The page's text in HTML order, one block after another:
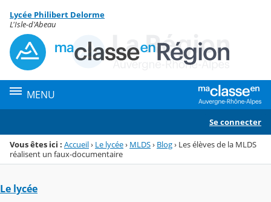
Menu de la rubrique
Contenu
Lycée Philibert Delorme
L'Isle-d'Abeau
MENU
Se connecter
Vous êtes ici : Accueil› Le lycée› MLDS› Blog› Les élèves de la MLDS
réalisent un faux-documentaire
Le lycée